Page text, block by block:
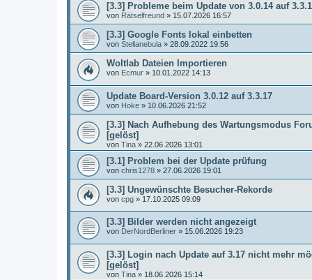
[3.3] Probleme beim Update von 3.0.14 auf
von Rätselfreund » 15.07.2026 16:57
[3.3] Google Fonts lokal einbetten
von Stellanebula » 28.09.2022 19:56
Woltlab Dateien Importieren
von Ecmur » 10.01.2022 14:13
Update Board-Version 3.0.12 auf 3.3.17
von Hoke » 10.06.2026 21:52
[3.3] Nach Aufhebung des Wartungsmodus
[gelöst]
von Tina » 22.06.2026 13:01
[3.1] Problem bei der Update prüfung
von chris1278 » 27.06.2026 19:01
[3.3] Ungewünschte Besucher-Rekorde
von cpg » 17.10.2025 09:09
[3.3] Bilder werden nicht angezeigt
von DerNordBerliner » 15.06.2026 19:23
[3.3] Login nach Update auf 3.17 nicht mehr
[gelöst]
von Tina » 18.06.2026 15:14